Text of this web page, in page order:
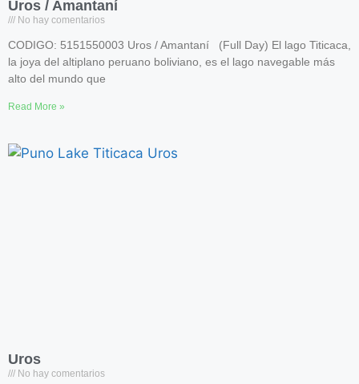
Uros / Amantaní
No hay comentarios
CODIGO: 5151550003 Uros / Amantaní (Full Day) El lago Titicaca,
la joya del altiplano peruano boliviano, es el lago navegable más
alto del mundo que
Read More »
Uros
No hay comentarios